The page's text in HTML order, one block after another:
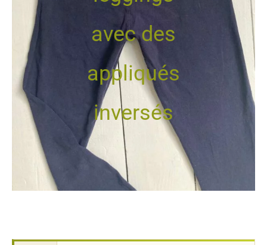
avec des
appliqués
inversés